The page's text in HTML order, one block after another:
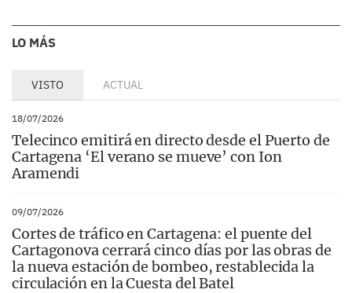
LO MÁS
VISTO ACTUAL
18/07/2026
Telecinco emitirá en directo desde el Puerto de
Cartagena ‘El verano se mueve’ con Ion
Aramendi
09/07/2026
Cortes de tráfico en Cartagena: el puente del
Cartagonova cerrará cinco días por las obras de
la nueva estación de bombeo, restablecida la
circulación en la Cuesta del Batel